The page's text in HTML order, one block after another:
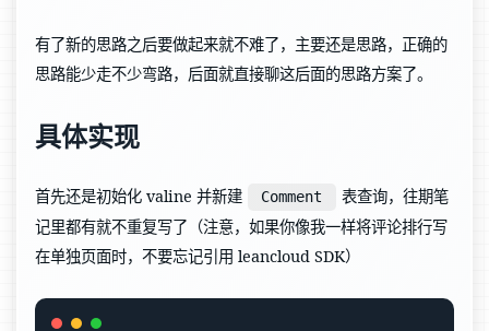
有了新的思路之后要做起来就不难了，主要还是思路，正确的
思路能少走不少弯路，后面就直接聊这后面的思路方案了。
具体实现
首先还是初始化 valine 并新建 Comment
表查询，往期笔
记里都有就不重复写了（注意，如果你像我一样将评论排行写
在单独页面时，不要忘记引用 leancloud SDK）